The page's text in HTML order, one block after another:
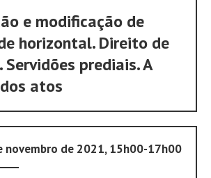
e modificação de
horizontal. Direito de
prediais. A
atos
novembro de 2021, 15h00-17h00